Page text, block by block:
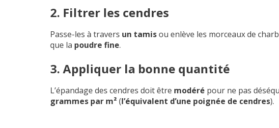
2. Filtrer les cendres
Passe-les à travers un tamisou enlève les morceaux de
que la poudre fine.
3. Appliquer la bonne quantité
L’épandage des cendres doit être modéré pour ne pas
grammes par m²(l’équivalent d’une poignée de cendres).